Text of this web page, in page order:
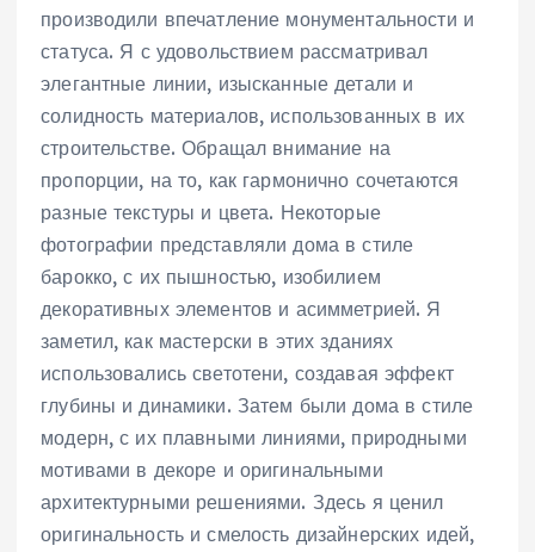
производили впечатление монументальности и
статуса. Я с удовольствием рассматривал
элегантные линии, изысканные детали и
солидность материалов, использованных в их
строительстве. Обращал внимание на
пропорции, на то, как гармонично сочетаются
разные текстуры и цвета. Некоторые
фотографии представляли дома в стиле
барокко, с их пышностью, изобилием
декоративных элементов и асимметрией. Я
заметил, как мастерски в этих зданиях
использовались светотени, создавая эффект
глубины и динамики. Затем были дома в стиле
модерн, с их плавными линиями, природными
мотивами в декоре и оригинальными
архитектурными решениями. Здесь я ценил
оригинальность и смелость дизайнерских идей,